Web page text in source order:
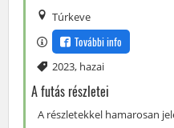
Túrkeve
További info
Címke
2023, hazai
A futás részletei
A részletekkel hamarosan